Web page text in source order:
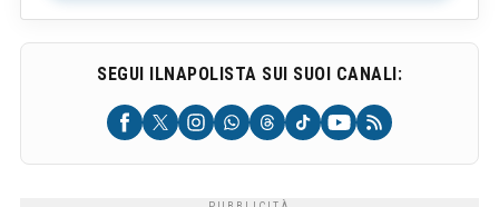
SEGUI ILNAPOLISTA SUI SUOI CANALI: